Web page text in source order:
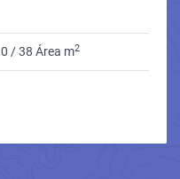
0 / 38 Área m2